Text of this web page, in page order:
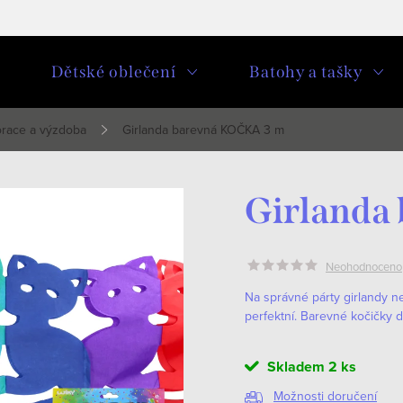
Dětské oblečení Batohy a tašky
a výzdoba Girlanda barevná KOČKA 3 m
Girlanda
Neohodnoceno
Na správné párty girlandy
perfektní. Barevné kočičky
Skladem 2 ks
Možnosti doručení